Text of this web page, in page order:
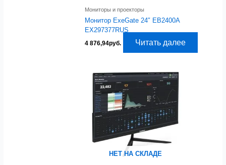
Мониторы и проекторы
Монитор ExeGate 24″ EB2400A
EX297377RUS
4 876,94руб. Читать далее
НЕТ НА СКЛАДЕ